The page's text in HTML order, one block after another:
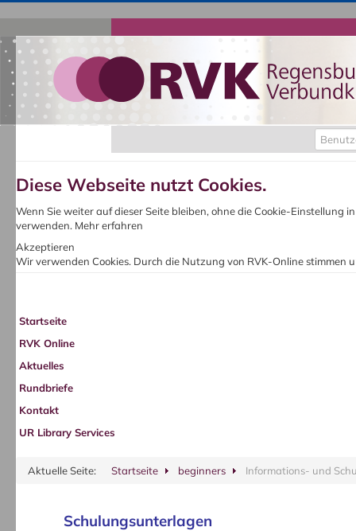
Diese Webseite nutzt Cookies.
Wenn Sie weiter auf dieser Seite bleiben, ohne die Cookie-Einstellung
verwenden. Mehr erfahren
Akzeptieren
Wir verwenden Cookies. Durch die Nutzung von RVK-Online stimmen
Startseite
RVK Online
Aktuelles
Rundbriefe
Kontakt
UR Library Services
Aktuelle Seite: Startseite beginners Informations- und
Schulungsunterlagen